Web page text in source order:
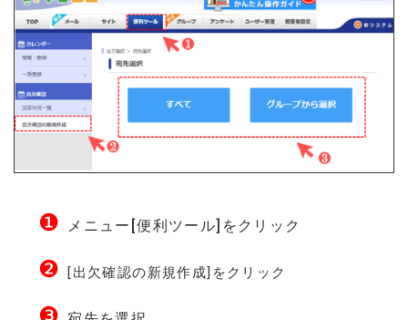
❶ メニュー[便利ツール]をクリック
❷[出欠確認の新規作成]をクリック